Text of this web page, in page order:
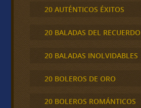
20 AUTÉNTICOS ÉXITOS
20 BALADAS DEL RECUERDO
20 BALADAS INOLVIDABLES
20 BOLEROS DE ORO
20 BOLEROS ROMÁNTICOS